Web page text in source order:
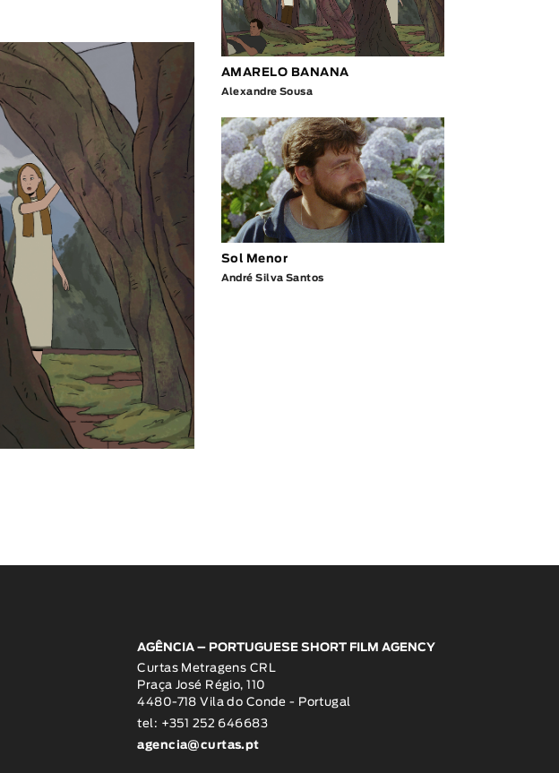
AMARELO BANANA
Alexandre Sousa
Sol Menor
André Silva Santos
AGÊNCIA – PORTUGUESE SHORT FILM AGENCY
Curtas Metragens CRL
Praça José Régio, 110
4480-718 Vila do Conde - Portugal
tel: +351 252 646683
agencia@curtas.pt